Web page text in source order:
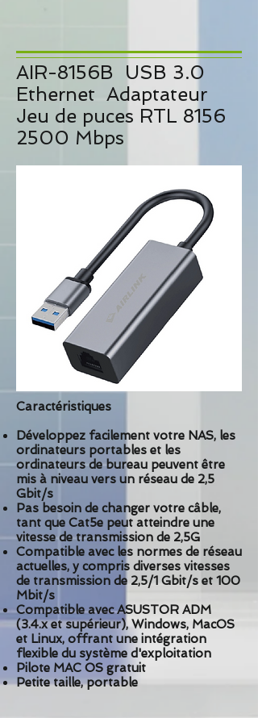
AIR-8156B
USB 3.0
Ethernet Adaptateur
Jeu de puces RTL 8156
2500 Mbps
Caractéristiques
Développez facilement votre NAS, les
ordinateurs portables et les
ordinateurs de bureau peuvent être
mis à niveau vers un réseau de 2,5
Gbit/s
Pas besoin de changer votre câble,
tant que Cat5e peut atteindre une
vitesse de transmission de 2,5G
Compatible avec les normes de réseau
actuelles, y compris diverses vitesses
de transmission de 2,5/1 Gbit/s et 100
Mbit/s
Compatible avec ASUSTOR ADM
(3.4.x et supérieur), Windows, MacOS
et Linux, offrant une intégration
flexible du système d'exploitation
Pilote MAC OS gratuit
Petite taille, portable